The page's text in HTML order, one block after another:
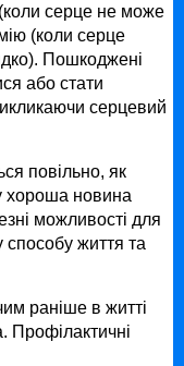
серце не може
(коли серце
Пошкоджені
або стати
серцевий
повільно, як
хороша новина
можливості для
життя та
раніше в житті
Профілактичні